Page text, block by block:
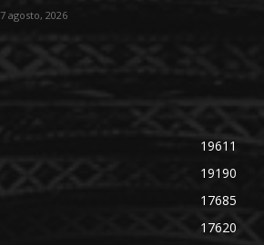
7 agosto, 2026
19611
19190
17685
17620